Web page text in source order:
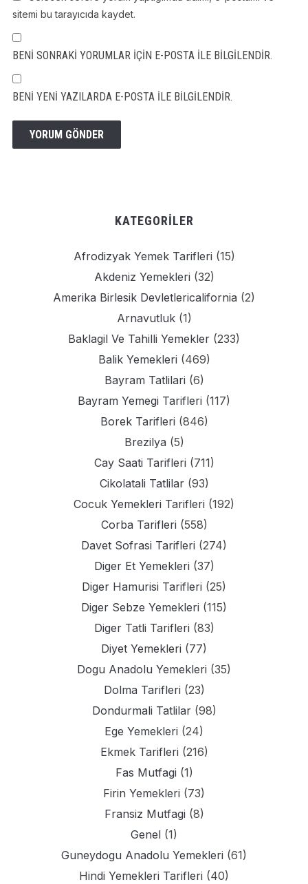
sitemi bu tarayıcıda kaydet.
BENI SONRAKI YORUMLAR IÇIN E-POSTA ILE BILGILENDIR.
BENI YENI YAZILARDA E-POSTA ILE BILGILENDIR.
KATEGORILER
Afrodizyak Yemek Tarifleri (15)
Akdeniz Yemekleri (32)
Amerika Birlesik Devletlericalifornia (2)
Arnavutluk(1)
Baklagil Ve Tahilli Yemekler (233)
Balik Yemekleri (469)
Bayram Tatlilari (6)
Bayram Yemegi Tarifleri (117)
Borek Tarifleri (846)
Brezilya (5)
Cay Saati Tarifleri (711)
Cikolatali Tatlilar(93)
Cocuk Yemekleri Tarifleri (192)
Corba Tarifleri (558)
Davet Sofrasi Tarifleri (274)
Diger Et Yemekleri (37)
Diger Hamurisi Tarifleri (25)
Diger Sebze Yemekleri (115)
Diger Tatli Tarifleri (83)
Diyet Yemekleri (77)
Dogu Anadolu Yemekleri (35)
Dolma Tarifleri (23)
Dondurmali Tatlilar(98)
Ege Yemekleri (24)
Ekmek Tarifleri (216)
Fas Mutfagi (1)
Firin Yemekleri (73)
Fransiz Mutfagi (8)
Genel (1)
Guneydogu Anadolu Yemekleri (61)
Hindi Yemekleri Tarifleri (40)